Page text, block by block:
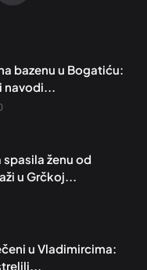
bazenu u Bogatiću:
spasila ženu od
u Grčkoj...
u Vladimircima: